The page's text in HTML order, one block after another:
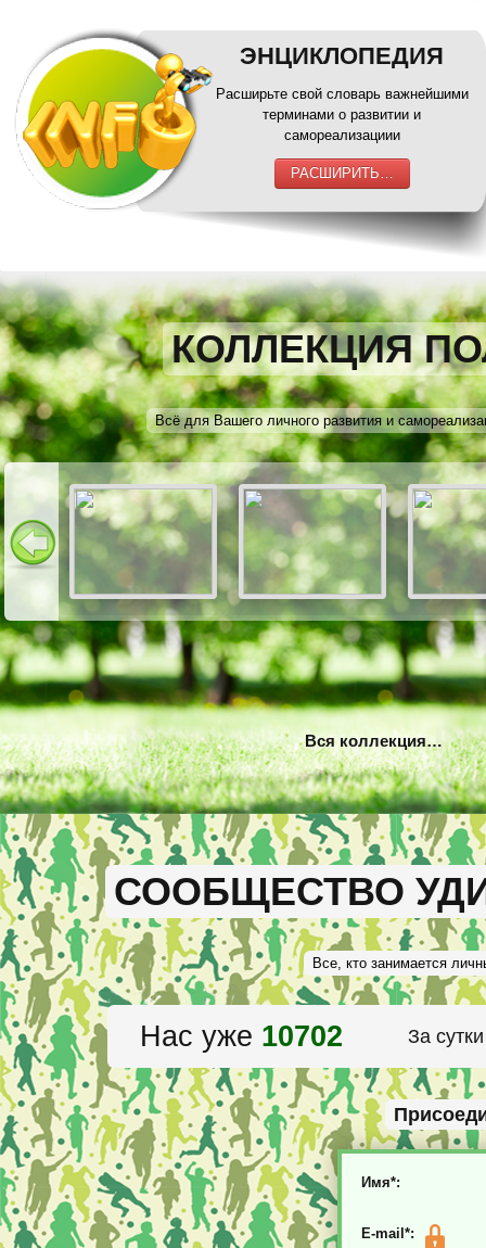
ЭНЦИКЛОПЕДИЯ
Расширьте свой словарь важнейшими
терминами о развитии и
самореализациии
РАСШИРИТЬ…
КОЛЛЕКЦИЯ
Всё для Вашего личного развития и
Вся коллекция…
СООБЩЕСТВО
Все, кто занимается
Нас уже 10702 За
Имя*:
E-mail*: